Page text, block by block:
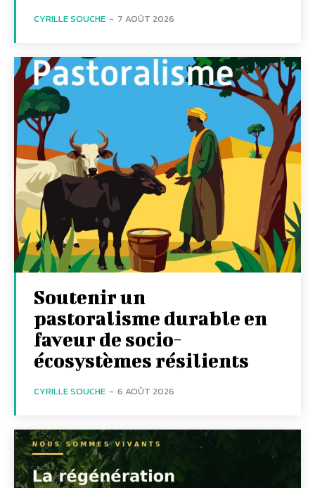
CYRILLE SOUCHE - 7 AOÛT 2026
Soutenir un
pastoralisme durable en
faveur de socio-
écosystèmes résilients
CYRILLE SOUCHE - 6 AOÛT 2026